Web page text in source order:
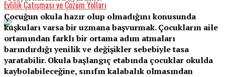
Evlilik Çatışması ve Çözüm Yolları
Çocuğun okula hazır olup olmadığını konusunda
kuşkuları varsa bir uzmana başvurmak. Çocukların aile
ortamından farklı bir ortama adım atmaları
barındırdığı yenilik ve değişikler sebebiyle tasa
yaratabilir. Okula başlangıç etabında çocuklar okulda
kaybolabileceğine, sınıfın kalabalık olmasından